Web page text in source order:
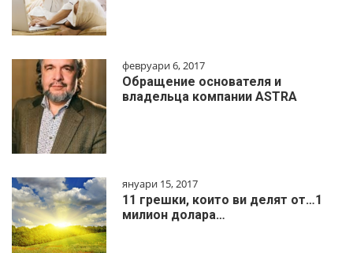
февруари 6, 2017
Обращение основателя и
владельца компании ASTRA
януари 15, 2017
11 грешки, които ви делят от…1
милиoн дoлapa…